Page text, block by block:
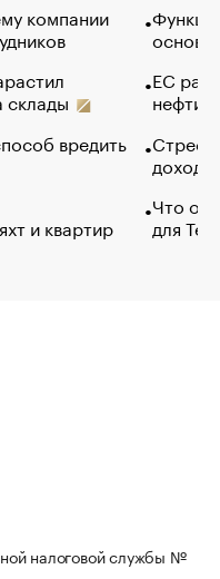
компании
склады
вредить
и квартир
основ
ЕС
нефти
Что
для
налоговой службы №